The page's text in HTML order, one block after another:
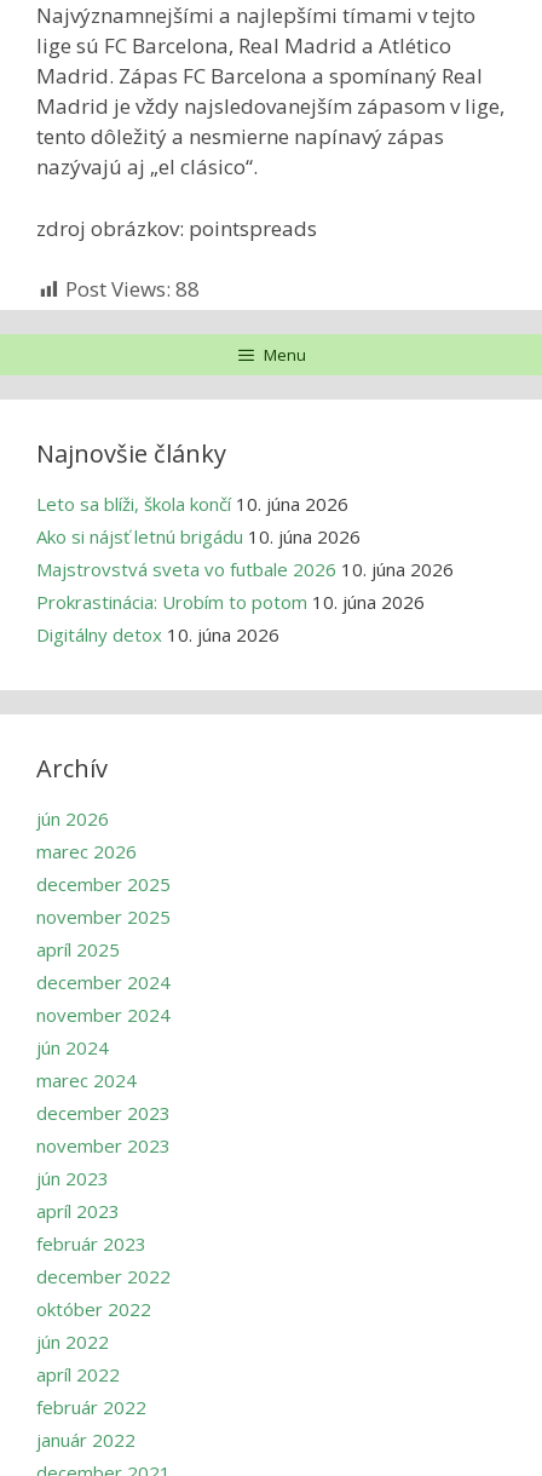
Najvýznamnejšími a najlepšími tímami v tejto
lige sú FC Barcelona, Real Madrid a Atlético
Madrid. Zápas FC Barcelona a spomínaný Real
Madrid je vždy najsledovanejším zápasom v lige,
tento dôležitý a nesmierne napínavý zápas
nazývajú aj „el clásico“.
zdroj obrázkov: pointspreads
Post Views: 88
Menu
Najnovšie články
Leto sa blíži, škola končí 10. júna 2026
Ako si nájsť letnú brigádu 10. júna 2026
Majstrovstvá sveta vo futbale 2026 10. júna 2026
Prokrastinácia: Urobím to potom 10. júna 2026
Digitálny detox 10. júna 2026
Archív
jún 2026
marec 2026
december 2025
november 2025
apríl 2025
december 2024
november 2024
jún 2024
marec 2024
december 2023
november 2023
jún 2023
apríl 2023
február 2023
december 2022
október 2022
jún 2022
apríl 2022
február 2022
január 2022